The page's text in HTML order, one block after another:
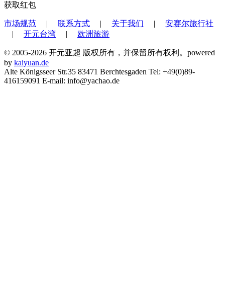
获取红包
市场规范 | 联系方式 | 关于我们 | 安赛尔旅行社
| 开元台湾 | 欧洲旅游
© 2005-2026 开元亚超 版权所有，并保留所有权利。powered
by kaiyuan.de
Alte Königsseer Str.35 83471 Berchtesgaden Tel: +49(0)89-
416159091 E-mail: info@yachao.de